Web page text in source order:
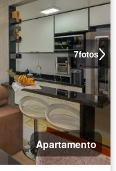
7fotos
Apartamento